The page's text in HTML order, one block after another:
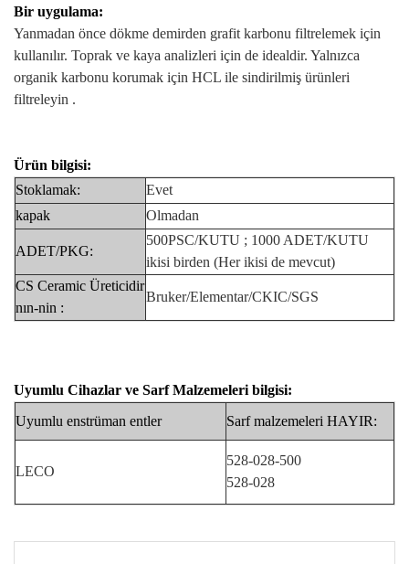
Bir uygulama:
Yanmadan önce dökme demirden grafit karbonu filtrelemek için
kullanılır. Toprak ve kaya analizleri için de idealdir. Yalnızca
organik karbonu korumak için HCL ile sindirilmiş ürünleri
filtreleyin .
Ürün bilgisi:
Stoklamak:
Evet
kapak
Olmadan
ADET/PKG:
500PSC/KUTU ; 1000 ADET/KUTU
ikisi birden (Her ikisi de mevcut)
CS Ceramic Üreticidir
nın-nin :
Bruker/Elementar/CKIC/SGS
Uyumlu Cihazlar ve Sarf Malzemeleri bilgisi:
Uyumlu enstrüman entler Sarfmalzemeleri HAYIR:
LECO
528-028-500
528-028